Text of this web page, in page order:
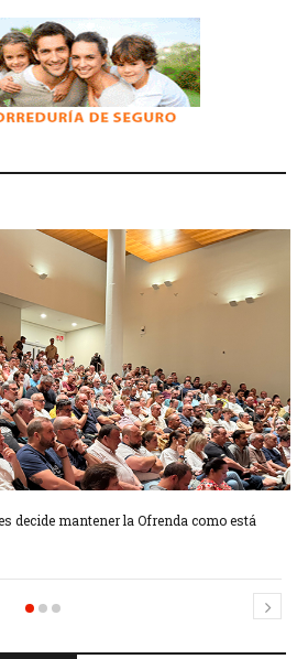
decide mantener la Ofrenda como está
por el sector Olivereta
por el sector Sector La Seu-La Xerea-El
Mercat